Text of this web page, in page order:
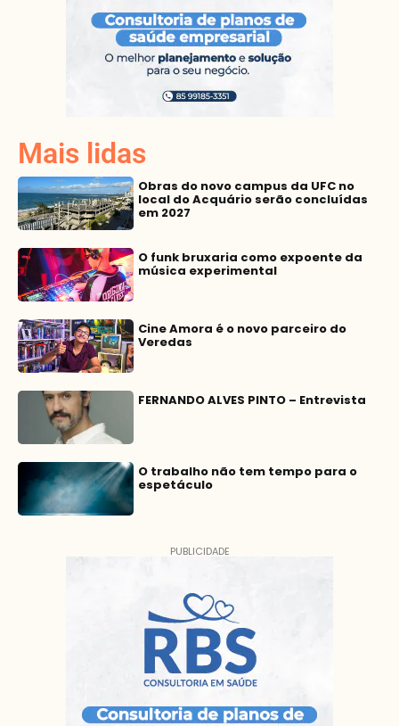
Mais lidas
Obras do novo campus da UFC no
local do Acquário serão concluídas
em 2027
O funk bruxaria como expoente da
música experimental
Cine Amora é o novo parceiro do
Veredas
FERNANDO ALVES PINTO – Entrevista
O trabalho não tem tempo para o
espetáculo
PUBLICIDADE